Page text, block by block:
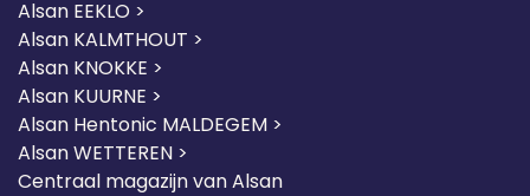
Alsan EEKLO >
Alsan KALMTHOUT >
Alsan KNOKKE >
Alsan KUURNE >
Alsan Hentonic MALDEGEM >
Alsan WETTEREN >
Centraal magazijn van Alsan